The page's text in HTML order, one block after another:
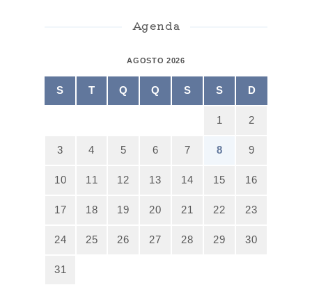
Agenda
AGOSTO 2026
S T Q Q S S D
1 2
3 4 5 6 7 8 9
10 11 12 13 14 15 16
17 18 19 20 21 22 23
24 25 26 27 28 29 30
31